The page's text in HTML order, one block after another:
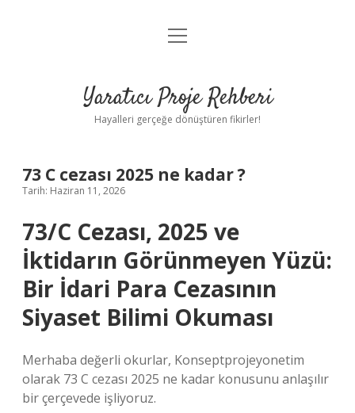
Anasayfa
Yasal Uyarı
menüyü
Yaratıcı Proje Rehberi
Hayalleri gerçeğe dönüştüren fikirler!
73 C cezası 2025 ne kadar ?
Tarih: Haziran 11, 2026
73/C Cezası, 2025 ve
İktidarın Görünmeyen Yüzü:
Bir İdari Para Cezasının
Siyaset Bilimi Okuması
Merhaba değerli okurlar, Konseptprojeyonetim
olarak 73 C cezası 2025 ne kadar konusunu anlaşılır
bir çerçevede işliyoruz.